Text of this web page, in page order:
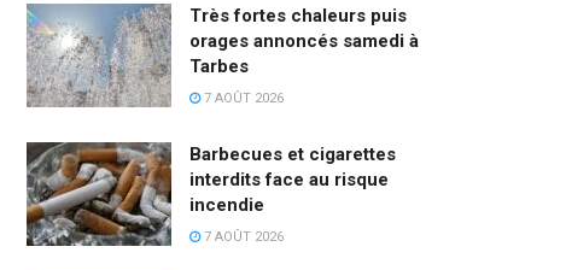
Très fortes chaleurs puis
orages annoncés samedi à
Tarbes
7 AOÛT 2026
Barbecues et cigarettes
interdits face au risque
incendie
7 AOÛT 2026